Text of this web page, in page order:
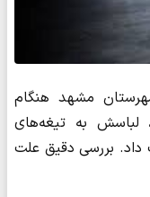
مشهد هنگام
لباسش به تیغه‌های
داد. بررسی دقیق علت